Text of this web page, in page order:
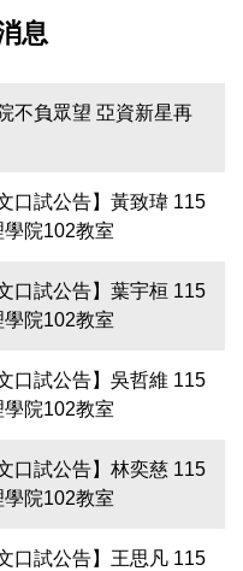
息
不負眾望 亞資新星再
口試公告】黃致瑋 115
院102教室
口試公告】葉宇桓 115
院102教室
口試公告】吳哲維 115
院102教室
口試公告】林奕慈 115
院102教室
口試公告】王思凡 115